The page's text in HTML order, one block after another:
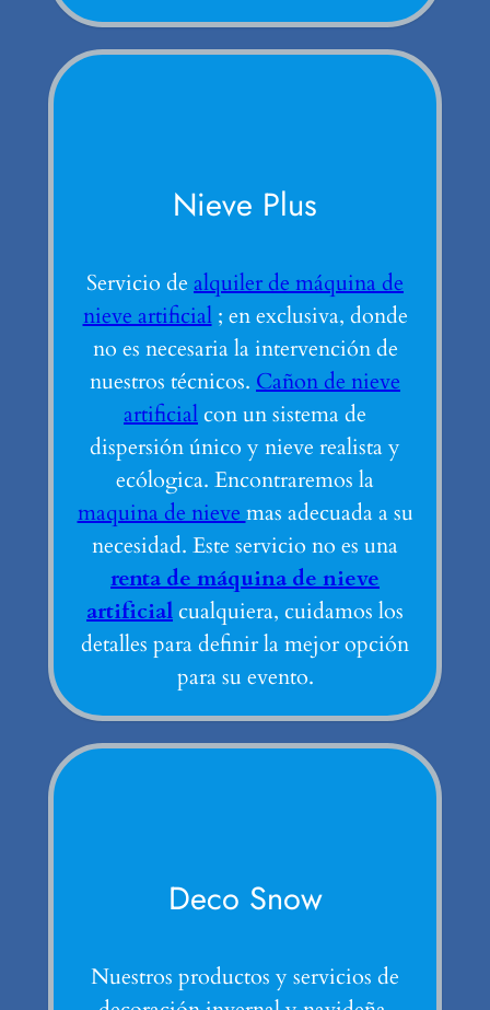
Nieve Plus
Servicio de alquiler de máquina de
nieve artificial; en exclusiva, donde
no es necesaria la intervención de
nuestros técnicos. Cañon de nieve
artificialcon un sistema de
dispersión único y nieve realista y
ecólogica. Encontraremos la
maquina de nieve mas adecuada a su
necesidad. Este servicio no es una
renta de máquina de nieve
artificialcualquiera, cuidamos los
detalles para definir la mejor opción
para su evento.
Deco Snow
Nuestros productos y servicios de